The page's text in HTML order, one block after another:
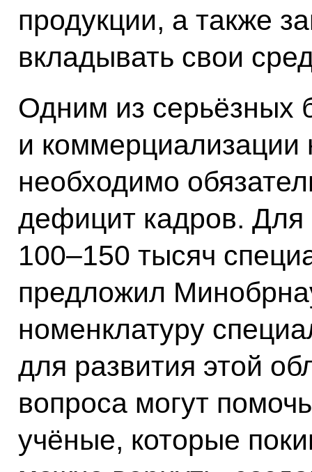
продукции, а также
вкладывать свои
Одним из серьёзных
и коммерциализации
необходимо
дефицит кадров. Для
100–150 тысяч
предложил
номенклатуру
для развития этой
вопроса могут
учёные, которые